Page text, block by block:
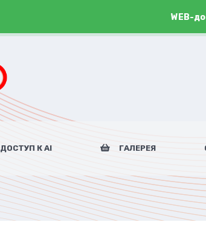
WEB-
ДОСТУП К AI ГАЛЕРЕЯ